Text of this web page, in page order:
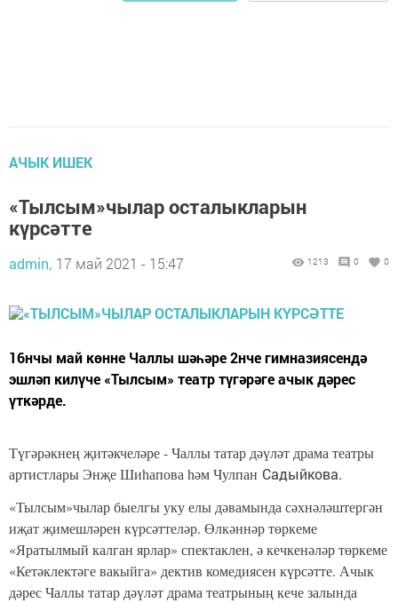
АЧЫК ИШЕК
«Тылсым»чылар осталыкларын
күрсәтте
admin, 17 май 2021 - 15:47 1213 0 0
16нчы май көнне Чаллы шәһәре 2нче гимназиясендә
эшләп килүче «Тылсым» театр түгәрәге ачык дәрес
үткәрде.
Түгәрәкнең җитәкчеләре - Чаллы татар дәүләт драма театры
артистлары Энҗе Шиһапова һәм Чулпан Садыйкова.
«Тылсым»чылар быелгы уку елы дәвамында сәхнәләштергән
иҗат җимешләрен күрсәттеләр. Өлкәннәр төркеме
«Яратылмый калган ярлар» спектаклен, ә кечкенәләр төркеме
«Кетәклектәге вакыйга» дектив комедиясен күрсәтте. Ачык
дәрес Чаллы татар дәүләт драма театрының кече залында